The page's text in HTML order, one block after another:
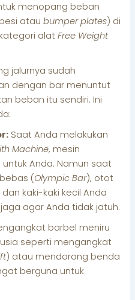
menopang beban
ataubumper plates) di
alatFree Weight
jalurnya sudah
dengan bar menuntut
beban itu sendiri. Ini
Saat Anda melakukan
Machine, mesin
Anda. Namun saat
bebas (Olympic Bar), otot
kaki-kaki kecil Anda
agar Anda tidak jatuh.
barbel meniru
seperti mengangkat
) atau mendorong benda
berguna untuk